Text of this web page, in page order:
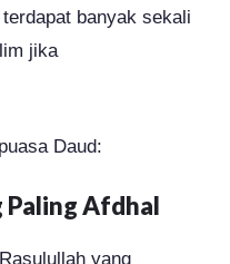
banyak sekali
jika
Daud:
Paling Afdhal
yang